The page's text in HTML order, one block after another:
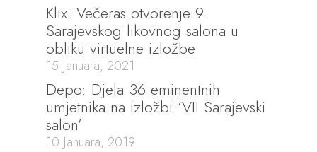
Klix: Večeras otvorenje 9.
Sarajevskog likovnog salona u
obliku virtuelne izložbe
15 Januara, 2021
Depo: Djela 36 eminentnih
umjetnika na izložbi ‘VII Sarajevski
salon’
10 Januara, 2019